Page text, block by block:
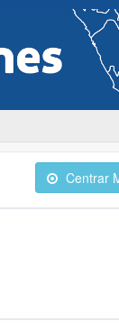
Centrar